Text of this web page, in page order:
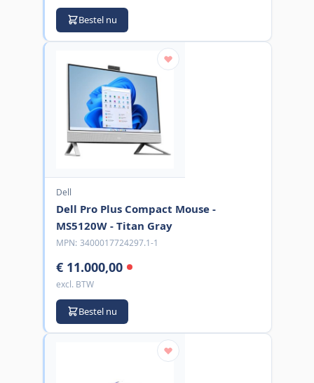
Bestel nu
Dell
Dell Pro Plus Compact Mouse -
MS5120W - Titan Gray
MPN: 3400017724297.1-1
€ 11.000,00
excl. BTW
Bestel nu